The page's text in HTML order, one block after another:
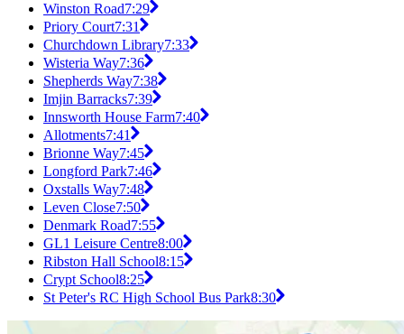
Winston Road7:29
Priory Court7:31
Churchdown Library7:33
Wisteria Way7:36
Shepherds Way7:38
Imjin Barracks7:39
Innsworth House Farm7:40
Allotments7:41
Brionne Way7:45
Longford Park7:46
Oxstalls Way7:48
Leven Close7:50
Denmark Road7:55
GL1 Leisure Centre8:00
Ribston Hall School8:15
Crypt School8:25
St Peter's RC High School Bus Park8:30